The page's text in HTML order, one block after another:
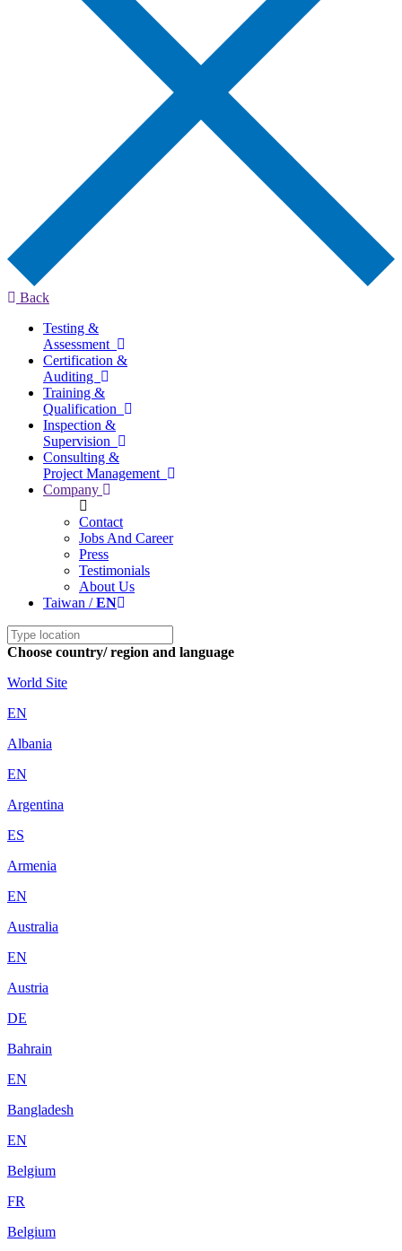
Back
Testing &
Assessment
Certification &
Auditing
Training &
Qualification
Inspection &
Supervision
Consulting &
Project Management
Company
Contact
Jobs And Career
Press
Testimonials
About Us
Taiwan /EN
Choose country/ region and language
World Site
EN
Albania
EN
Argentina
ES
Armenia
EN
Australia
EN
Austria
DE
Bahrain
EN
Bangladesh
EN
Belgium
FR
Belgium